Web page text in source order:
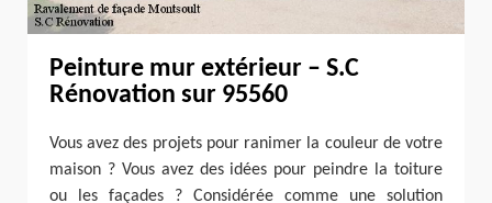
Peinture mur extérieur – S.C
Rénovation sur 95560
Vous avez des projets pour ranimer la couleur de votre
maison ? Vous avez des idées pour peindre la toiture
ou les façades ? Considérée comme une solution